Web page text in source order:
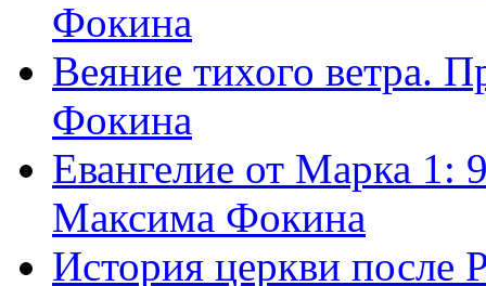
Фокина
Веяние тихого ветра.
Фокина
Евангелие от Марка 1:
Максима Фокина
История церкви